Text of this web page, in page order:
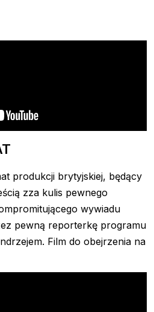
produkcji brytyjskiej, będący
zza kulis pewnego
wywiadu
pewną reporterkę programu
Film do obejrzenia na